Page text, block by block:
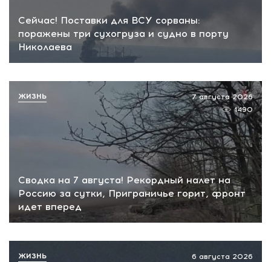
Сейчас! Поставки для ВСУ сорваны:
поражены три сухогруза и судно в порту
Николаева
Сводка на 7 августа! Рекордный налет на
Россию за сутки, Приграничье горит, фронт
идет вперед
7 августа 2026
1490
ЖИЗНЬ
6 августа 2026
ЖИЗНЬ